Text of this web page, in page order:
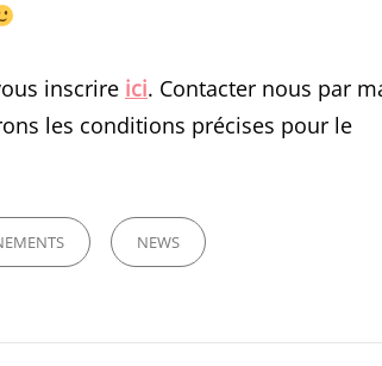
inscrire ici. Contacter nous par
les conditions précises pour le
NEWS